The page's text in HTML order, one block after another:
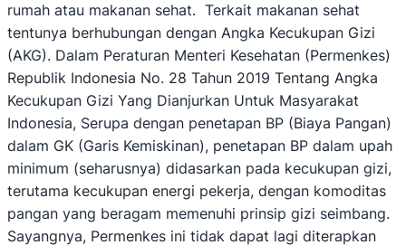
rumah atau makanan sehat. Terkait makanan sehat
tentunya berhubungan dengan Angka Kecukupan Gizi
(AKG). Dalam Peraturan Menteri Kesehatan (Permenkes)
Republik Indonesia No. 28 Tahun 2019 Tentang Angka
Kecukupan Gizi Yang Dianjurkan Untuk Masyarakat
Indonesia, Serupa dengan penetapan BP (Biaya Pangan)
dalam GK (Garis Kemiskinan), penetapan BP dalam upah
minimum (seharusnya) didasarkan pada kecukupan gizi,
terutama kecukupan energi pekerja, dengan komoditas
pangan yang beragam memenuhi prinsip gizi seimbang.
Sayangnya, Permenkes ini tidak dapat lagi diterapkan